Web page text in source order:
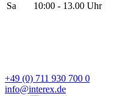
Sa
10:00 - 13.00 Uhr
+49 (0) 711 930 700 0
info@interex.de